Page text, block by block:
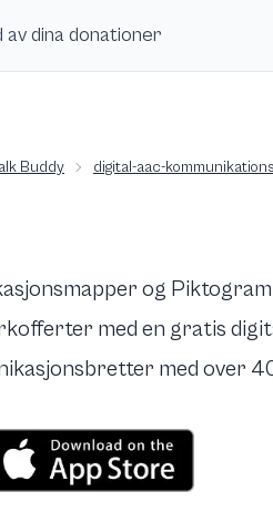
av dina donationer
Buddy digital-aac-
og
med en gratis
med over